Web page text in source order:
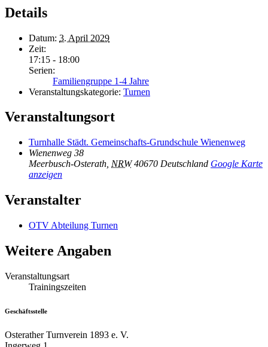
Details
Datum: 3. April 2029
Zeit:
17:15 - 18:00
Serien:
Familiengruppe 1-4 Jahre
Veranstaltungskategorie: Turnen
Veranstaltungsort
Turnhalle Städt. Gemeinschafts-Grundschule Wienenweg
Wienenweg 38
Meerbusch-Osterath NRW 40670 Deutschland Google Karte
anzeigen
Veranstalter
OTV Abteilung Turnen
Weitere Angaben
Veranstaltungsart
Trainingszeiten
Geschäftsstelle
Osterather Turnverein 1893 e. V.